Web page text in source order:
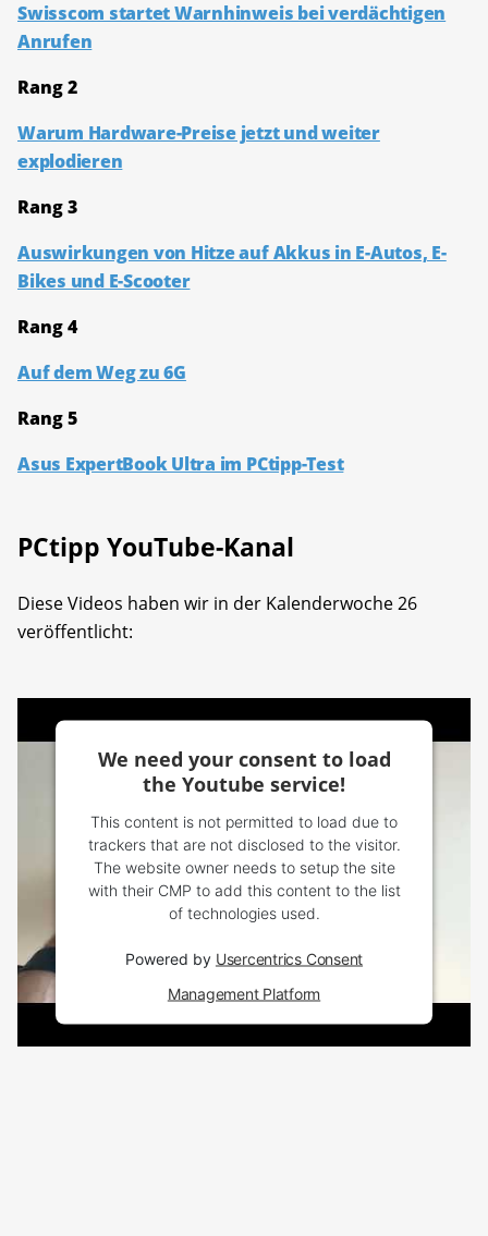
Swisscom startet Warnhinweis bei verdächtigen
Anrufen
Rang 2
Warum Hardware-Preise jetzt und weiter
explodieren
Rang 3
Auswirkungen von Hitze auf Akkus in E-Autos, E-
Bikes und E-Scooter
Rang 4
Auf dem Weg zu 6G
Rang 5
Asus ExpertBook Ultra im PCtipp-Test
PCtipp YouTube-Kanal
Diese Videos haben wir in der Kalenderwoche 26
veröffentlicht:
We need your consent to load
the Youtube service!
This content is not permitted to load due to
trackers that are not disclosed to the visitor.
The website owner needs to setup the site
with their CMP to add this content to the list
of technologies used.
Powered by Usercentrics Consent
Management Platform